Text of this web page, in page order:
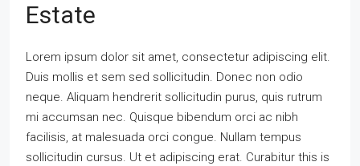
Estate
Lorem ipsum dolor sit amet, consectetur adipiscing elit.
Duis mollis et sem sed sollicitudin. Donec non odio
neque. Aliquam hendrerit sollicitudin purus, quis rutrum
mi accumsan nec. Quisque bibendum orci ac nibh
facilisis, at malesuada orci congue. Nullam tempus
sollicitudin cursus. Ut et adipiscing erat. Curabitur this is